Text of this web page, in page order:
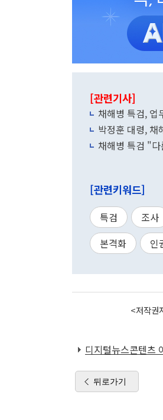
[관련기사]
채해병 특검, 업
박정훈 대령,
채해병 특검 "
[관련키워드]
특검 조사
본격화
인
<저작권
디지털뉴스콘텐츠
뒤로가기